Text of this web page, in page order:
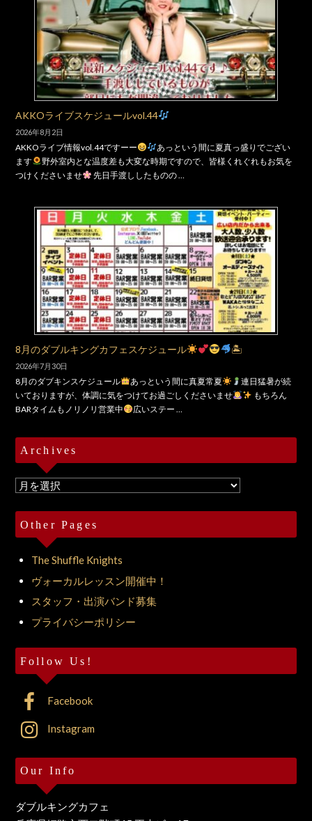
AKKOライブスケジュールvol.44
2026年8月2日
AKKOライブ情報vol.44ですーー
あっという間に夏真っ盛りでござい
ます
野外室内とな温度差も大変な時期ですので、皆様くれぐれもお気を
つけくださいませ
先日手渡ししたものの …
8月のダブルキングカフェスケジュール 🏝
2026年7月30日
8月のダブキンスケジュール あっという間に真夏常夏
連日猛暑が続
いておりますが、体調に気をつけてお過ごしくださいませ
もちろん
BARタイムもノリノリ営業中
広いステー …
Archives
Archives
Other Pages
The Shuffle Knights
ヴォーカルレッスン開催中！
スタッフ・出演バンド募集
プライバシーポリシー
Follow Us!
Facebook
Instagram
Our Info
ダブルキングカフェ